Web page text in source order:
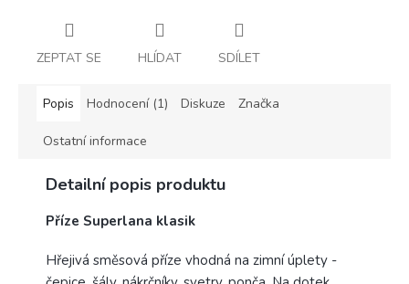
ZEPTAT SE HLÍDAT SDÍLET
Popis Hodnocení (1) Diskuze Značka
Ostatní informace
Detailní popis produktu
Příze Superlana klasik
Hřejivá směsová příze vhodná na zimní úplety -